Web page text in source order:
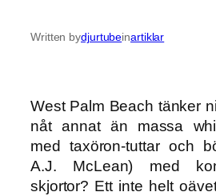
Written bydjurtubeinartiklar
West Palm Beach tänker
nåt annat än massa
med taxöron-tuttar och
A.J. McLean) med
skjortor? Ett inte helt